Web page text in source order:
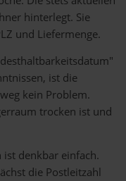
hinterlegt. Sie
und Liefermenge.
ist die
kein Problem.
trocken ist und
ist denkbar einfach.
die Postleitzahl